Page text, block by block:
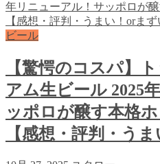
ビール
【驚愕のコスパ】
アム生ビール 2025
ッポロが醸す本格
【感想・評判・う